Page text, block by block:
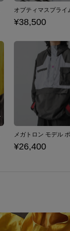
¥38,500
¥26,400